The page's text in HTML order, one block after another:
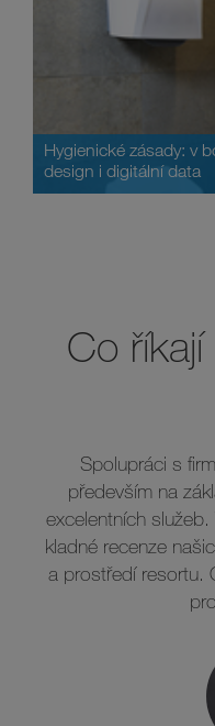
Hygienické zásady: v
design i digitální data
Co
Spolupráci s
především na
excelentních služeb.
kladné recenze
a prostředí resortu.
pro